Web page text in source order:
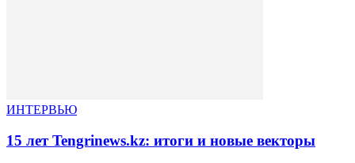
ИНТЕРВЬЮ
15 лет Tengrinews.kz: итоги и новые векторы